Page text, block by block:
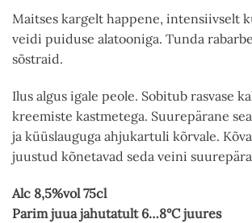
Maitses kargelt happene, intensiivselt
veidi puiduse alatooniga. Tunda
sõstraid.
Ilus algus igale peole. Sobitub rasvase
kreemiste kastmetega. Suurepärane
ja küüslauguga ahjukartuli kõrvale.
juustud kõnetavad seda veini
Alc 8,5%vol 75cl
Parim juua jahutatult 6…8°C juures